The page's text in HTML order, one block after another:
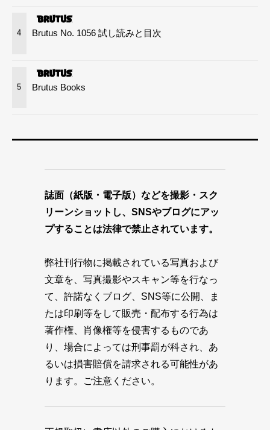
4 Brutus No. 1056 試し読みと目次
5 Brutus Books
誌面（紙版・電子版）などを撮影・スク
リーンショットし、SNSやブログにアッ
プすることは法律で禁止されています。
弊社刊行物に掲載されている写真および
文章を、写真撮影やスキャン等を行なっ
て、許諾なくブログ、SNS等に公開、ま
たは印刷等をして販売・配布する行為は
著作権、肖像権等を侵害するものであ
り、場合によっては刑事罰が科され、あ
るいは損害賠償を請求される可能性があ
ります。ご注意ください。